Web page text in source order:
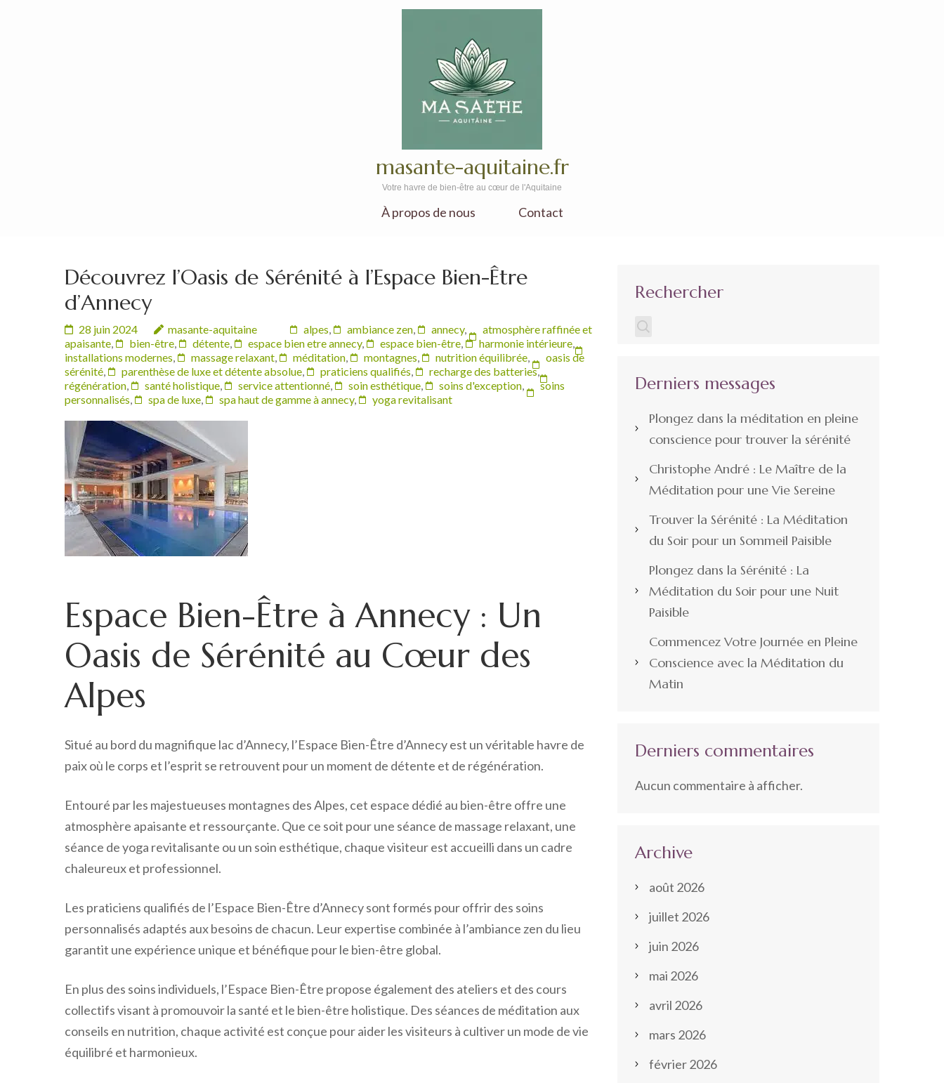
masante-aquitaine.fr
Votre havre de bien-être au cœur de l'Aquitaine
À propos de nous Contact
Découvrez l’Oasis de Sérénité à l’Espace Bien-Être
d’Annecy
28 juin 2024 masante-aquitaine alpes, ambiance zen, annecy,
atmosphère raffinée et
apaisante, bien-être, détente, espace bien etre annecy, espace bien-être, harmonie intérieure,
installations modernes, massage relaxant, méditation, montagnes, nutrition équilibrée,
oasis de
sérénité, parenthèse de luxe et détente absolue, praticiens qualifiés, recharge des batteries,
régénération, santé holistique, service attentionné, soin esthétique, soins d'exception,
soins
personnalisés, spa de luxe, spa haut de gamme à annecy, yoga revitalisant
Espace Bien-Être à Annecy : Un
Oasis de Sérénité au Cœur des
Alpes
Situé au bord du magnifique lac d’Annecy, l’Espace Bien-Être d’Annecy est un véritable havre de
paix où le corps et l’esprit se retrouvent pour un moment de détente et de régénération.
Entouré par les majestueuses montagnes des Alpes, cet espace dédié au bien-être offre une
atmosphère apaisante et ressourçante. Que ce soit pour une séance de massage relaxant, une
séance de yoga revitalisante ou un soin esthétique, chaque visiteur est accueilli dans un cadre
chaleureux et professionnel.
Les praticiens qualifiés de l’Espace Bien-Être d’Annecy sont formés pour offrir des soins
personnalisés adaptés aux besoins de chacun. Leur expertise combinée à l’ambiance zen du lieu
garantit une expérience unique et bénéfique pour le bien-être global.
En plus des soins individuels, l’Espace Bien-Être propose également des ateliers et des cours
collectifs visant à promouvoir la santé et le bien-être holistique. Des séances de méditation aux
conseils en nutrition, chaque activité est conçue pour aider les visiteurs à cultiver un mode de vie
équilibré et harmonieux.
Rechercher
Derniers messages
Plongez dans la méditation en pleine
conscience pour trouver la sérénité
Christophe André : Le Maître de la
Méditation pour une Vie Sereine
Trouver la Sérénité : La Méditation
du Soir pour un Sommeil Paisible
Plongez dans la Sérénité : La
Méditation du Soir pour une Nuit
Paisible
Commencez Votre Journée en Pleine
Conscience avec la Méditation du
Matin
Derniers commentaires
Aucun commentaire à afficher.
Archive
août 2026
juillet 2026
juin 2026
mai 2026
avril 2026
mars 2026
février 2026